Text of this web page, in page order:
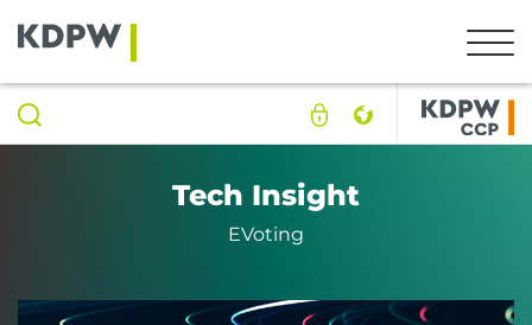
Tech Insight
eVoting